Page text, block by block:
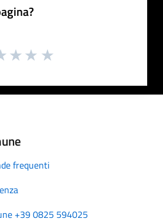
frequenti
+39 0825 594025